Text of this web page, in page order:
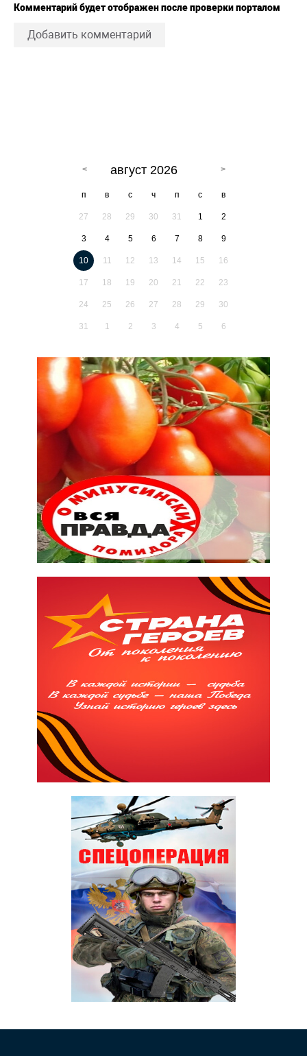
Комментарий будет отображен после проверки порталом
Добавить комментарий
август 2026
п в с ч п с в
27 28 29 30 31 1 2
3 4 5 6 7 8 9
10 11 12 13 14 15 16
17 18 19 20 21 22 23
24 25 26 27 28 29 30
31 1 2 3 4 5 6